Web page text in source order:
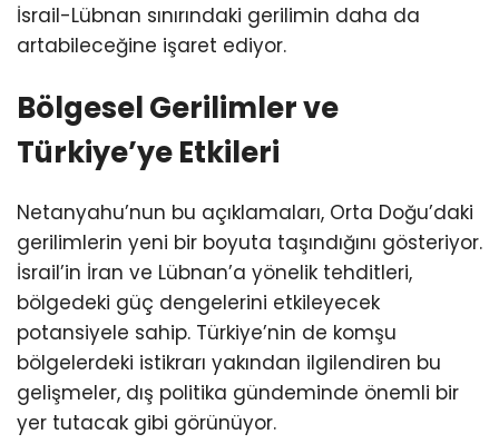
İsrail-Lübnan sınırındaki gerilimin daha da
artabileceğine işaret ediyor.
Bölgesel Gerilimler ve
Türkiye’ye Etkileri
Netanyahu’nun bu açıklamaları, Orta Doğu’daki
gerilimlerin yeni bir boyuta taşındığını gösteriyor.
İsrail’in İran ve Lübnan’a yönelik tehditleri,
bölgedeki güç dengelerini etkileyecek
potansiyele sahip. Türkiye’nin de komşu
bölgelerdeki istikrarı yakından ilgilendiren bu
gelişmeler, dış politika gündeminde önemli bir
yer tutacak gibi görünüyor.